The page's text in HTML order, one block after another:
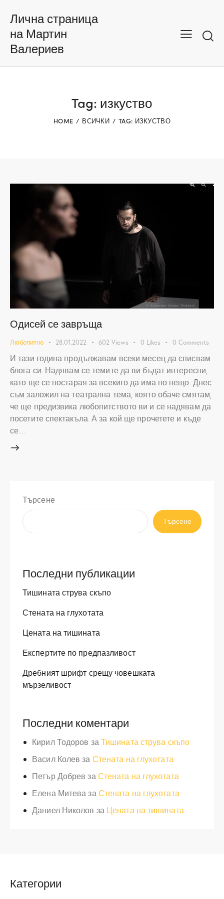
Лична страница
на Мартин
Валериев
Tag: изкуство
HOME ВСИЧКИ TAG: ИЗКУСТВО
Одисей се завръща
Любопитно 28.01.2022 602 Views 0 Likes 0 Comments
И тази година продължавам всеки месец да списвам
блога си. Надявам се темите да ви бъдат интересни,
като ще се постарая за всекиго да има по нещо. Днес
съм заложил на театрална тема, която обаче смятам,
че ще предизвика любопитството ви и се надявам да
посетите спектакъла. А за кой ще прочетете и къде
се…
Търсене
Търсене
Последни публикации
Тишината струва скъпо
Стената на глухотата
Цената на тишината
Експертите по предпазливост
Дребният шрифт срещу човешката
мързеливост
Последни коментари
Кирил Тодоров за Тишината струва скъпо
Васил Колев за Стената на глухотата
Петър Добрев за Стената на глухотата
Елена Митева за Стената на глухотата
Даниел Николов за Цената на тишината
Категории